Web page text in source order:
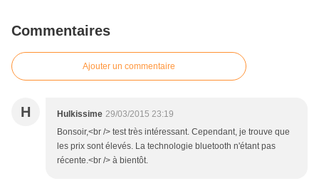
Commentaires
Ajouter un commentaire
H Hulkissime 29/03/2015 23:19
Bonsoir,<br /> test très intéressant. Cependant, je trouve que
les prix sont élevés. La technologie bluetooth n'étant pas
récente.<br /> à bientôt.